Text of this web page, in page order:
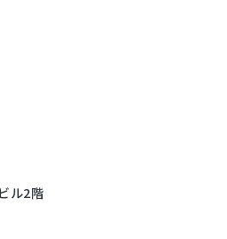
ル2階